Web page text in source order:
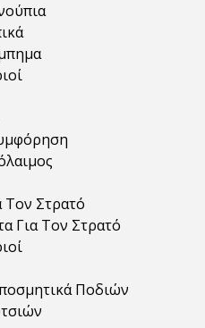
Τον Στρατό
Για Τον Στρατό
Ποδιών